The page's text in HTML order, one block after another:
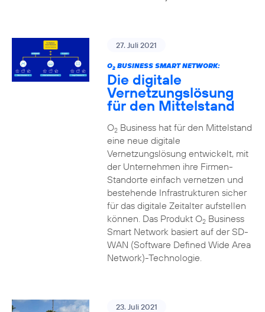
27. Juli 2021
O2BUSINESS SMART NETWORK:
Die digitale
Vernetzungslösung
für den Mittelstand
O2Business hat für den Mittelstand
eine neue digitale
Vernetzungslösung entwickelt, mit
der Unternehmen ihre Firmen-
Standorte einfach vernetzen und
bestehende Infrastrukturen sicher
für das digitale Zeitalter aufstellen
können. Das Produkt O2Business
Smart Network basiert auf der SD-
WAN (Software Defined Wide Area
Network)-Technologie.
23. Juli 2021